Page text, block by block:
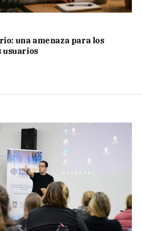
una amenaza para los
usuarios